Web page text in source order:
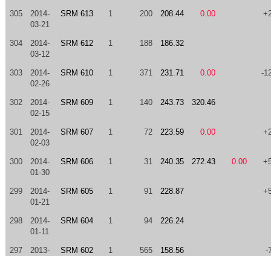
305
2014-
03-21
SRM 613 1 200 208.44 0.00
304
2014-
03-12
SRM 612 1 188 186.32
303
2014-
02-26
SRM 610 1 371 231.71 0.00 -
302
2014-
02-15
SRM 609 1 140 243.73 320.46
301
2014-
02-03
SRM 607 1 72 223.59 0.00
300
2014-
01-30
SRM 606 1 31 240.35 272.43 0.00
299
2014-
01-21
SRM 605 1 91 228.87
298
2014-
01-11
SRM 604 1 94 226.24
297
2013-
SRM 602 1 565 158.56 -